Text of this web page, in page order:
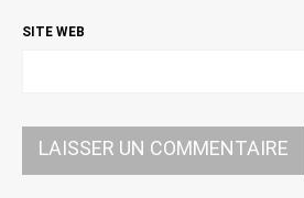
SITE WEB